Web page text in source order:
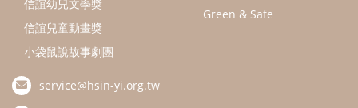
本網站建議使用IE9(含以上)或 Google Chrome 版本瀏覽器
信誼基金會/上誼文化實業股份有限公司 版權所有 ©